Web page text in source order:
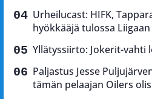
Urheilucast: HIFK,
hyökkääjä tulossa Liigaan
Yllätyssiirto: Jokerit-vahti
Paljastus Jesse
tämän pelaajan Oilers